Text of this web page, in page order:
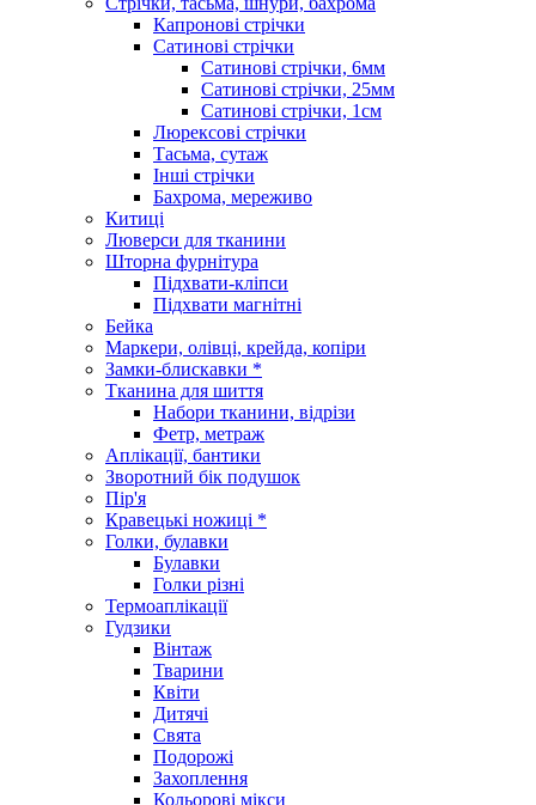
Капронові стрічки
Сатинові стрічки
Сатинові стрічки, 6мм
Сатинові стрічки, 25мм
Сатинові стрічки, 1см
Люрексові стрічки
Тасьма, сутаж
Інші стрічки
Бахрома, мереживо
Китиці
Люверси для тканини
Шторна фурнітура
Підхвати-кліпси
Підхвати магнітні
Бейка
Маркери, олівці, крейда, копіри
Замки-блискавки *
Тканина для шиття
Набори тканини, відрізи
Фетр, метраж
Аплікації, бантики
Зворотний бік подушок
Пір'я
Кравецькі ножиці *
Голки, булавки
Булавки
Голки різні
Термоаплікації
Гудзики
Вінтаж
Тварини
Квіти
Дитячі
Свята
Подорожі
Захоплення
Кольорові мікси